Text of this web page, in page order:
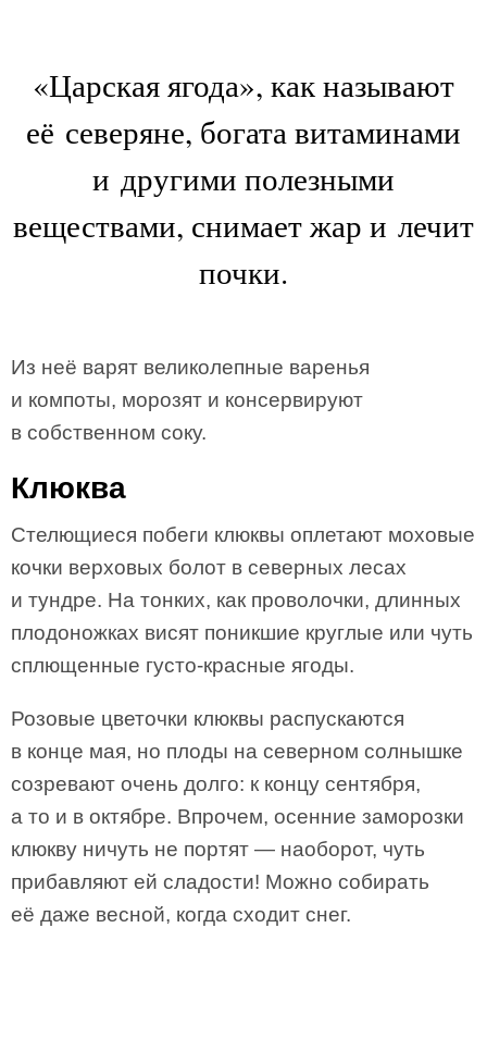
«Царская ягода», как называют
её северяне, богата витаминами
и другими полезными
веществами, снимает жар и лечит
почки.
Из неё варят великолепные варенья
и компоты, морозят и консервируют
в собственном соку.
Клюква
Стелющиеся побеги клюквы оплетают моховые
кочки верховых болот в северных лесах
и тундре. На тонких, как проволочки, длинных
плодоножках висят поникшие круглые или чуть
сплющенные густо-красные ягоды.
Розовые цветочки клюквы распускаются
в конце мая, но плоды на северном солнышке
созревают очень долго: к концу сентября,
а то и в октябре. Впрочем, осенние заморозки
клюкву ничуть не портят — наоборот, чуть
прибавляют ей сладости! Можно собирать
её даже весной, когда сходит снег.